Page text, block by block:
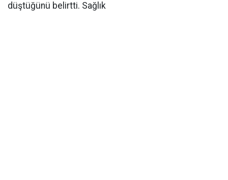
düştüğünü belirtti. Sağlık